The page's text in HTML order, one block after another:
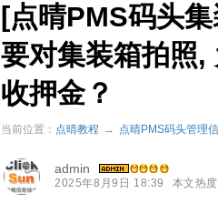
[点晴PMS码头
要对集装箱拍照,
收押金？
当前位置： 点晴教程 → 点晴PMS码头管理
admin
2025年8月9日 18:39 本文热